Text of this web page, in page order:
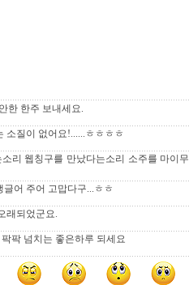
한 한주 보내세요.
소질이 없어요!......ㅎㅎㅎㅎ
리 웹칭구를 만났다는소리 소주를 마이
글어 주어 고맙다구...ㅎㅎ
래되었군요.
팍 넘치는 좋은하루 되세요